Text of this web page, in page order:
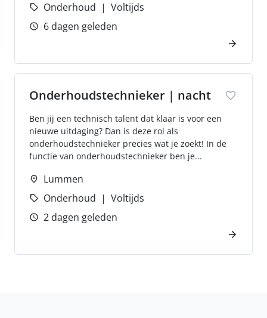
Onderhoud
Voltijds
6 dagen geleden
Onderhoudstechnieker | nacht
Ben jij een technisch talent dat klaar is voor een
nieuwe uitdaging? Dan is deze rol als
onderhoudstechnieker precies wat je zoekt! In de
functie van onderhoudstechnieker ben je...
Lummen
Onderhoud
Voltijds
2 dagen geleden